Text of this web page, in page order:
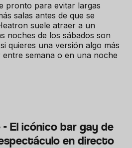
pronto para evitar largas
salas antes de que se
suele atraer a un
noches de los sábados son
quieres una versión algo más
semana o en una noche
- El icónico bar gay de
en directo